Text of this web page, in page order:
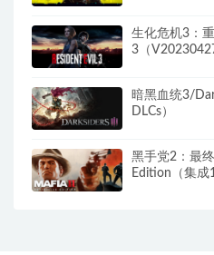
生化危机3：
3（
暗黑血统3/
DLCs）
黑手党2：最
Edition（集成